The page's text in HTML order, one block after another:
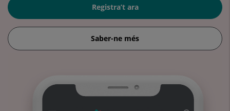
Registra’t ara
Saber-ne més